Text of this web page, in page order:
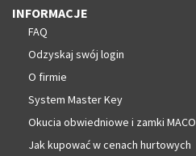
INFORMACJE
FAQ
Odzyskaj swój login
O firmie
System Master Key
Okucia obwiedniowe i zamki MACO
Jak kupować w cenach hurtowych